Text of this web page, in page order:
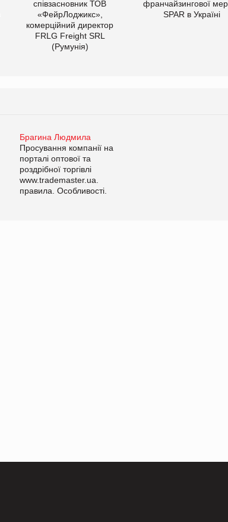
співзасновник ТОВ
«ФейрЛоджикс»,
комерційний директор
FRLG Freight SRL
(Румунія)
франчайзингової
SPAR в Україні
Брагина Людмила
Просування компанії на
порталі оптової та
роздрібної торгівлі
www.trademaster.ua.
правила. Особливості.